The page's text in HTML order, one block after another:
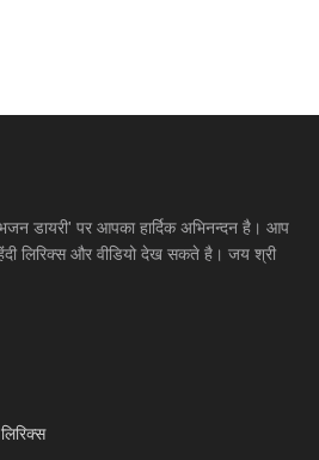
डायरी' पर आपका हार्दिक अभिनन्दन है। आप
लिरिक्स और वीडियो देख सकते है। जय श्री